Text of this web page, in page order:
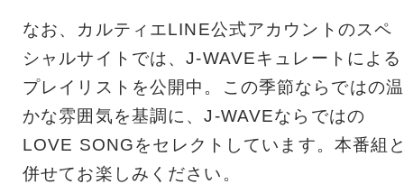
なお、カルティエLINE公式アカウントのスペ
シャルサイトでは、J-WAVEキュレートによる
プレイリストを公開中。この季節ならではの温
かな雰囲気を基調に、J-WAVEならではの
LOVE SONGをセレクトしています。本番組
併せてお楽しみください。